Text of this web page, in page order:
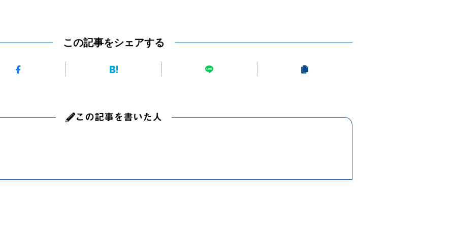
この記事をシェアする
この記事を書いた人